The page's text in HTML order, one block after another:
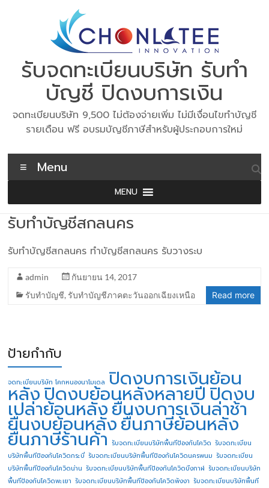
รับจดทะเบียนบริษัท รับทำ
บัญชี ปิดงบการเงิน
จดทะเบียนบริษัท 9,500 ไม่ต้องจ่ายเพิ่ม ไม่มีเงื่อนไขทำบัญชี
รายเดือน ฟรี อบรมบัญชีภาษีสำหรับผู้ประกอบการใหม่
Menu
MENU
รับทำบัญชีสกลนคร
รับทำบัญชีสกลนคร ทำบัญชีสกลนคร รับวางระบ
admin
กันยายน 14, 2017
รับทำบัญชี, รับทำบัญชีภาคตะวันออกเฉียงเหนือ Read more
ป้ายกำกับ
จดทะเบียนบริษัท โคกหนองนาโมเดล ปิดงบการเงินย้อน
หลังปิดงบย้อนหลังหลายปี ปิดงบ
เปล่าย้อนหลังยื่นงบการเงินล่าช้า
ยื่นงบย้อนหลังยื่นภาษีย้อนหลัง
ยื่นภาษีร้านค้า รับจดทะเบียนบริษัทพื้นทีป้องกันโควิด รับจดทะเบียน
บริษัทพื้นทีป้องกันโควิดกระบี่ รับจดทะเบียนบริษัทพื้นทีป้องกันโควิดนครพนม รับจดทะเบียน
บริษัทพื้นทีป้องกันโควิดน่าน รับจดทะเบียนบริษัทพื้นทีป้องกันโควิดบึงกาฬ รับจดทะเบียนบริษัท
พื้นทีป้องกันโควิดพะเยา รับจดทะเบียนบริษัทพื้นทีป้องกันโควิดพังงา รับจดทะเบียนบริษัทพื้นที